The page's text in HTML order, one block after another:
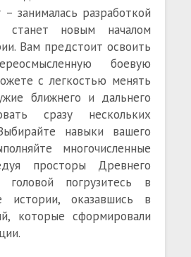
занималась разработкой
станет новым началом
Вам предстоит освоить
боевую
с легкостью менять
ближнего и дальнего
сразу нескольких
навыки вашего
многочисленные
просторы Древнего
погрузитесь в
истории, оказавшись в
которые сформировали